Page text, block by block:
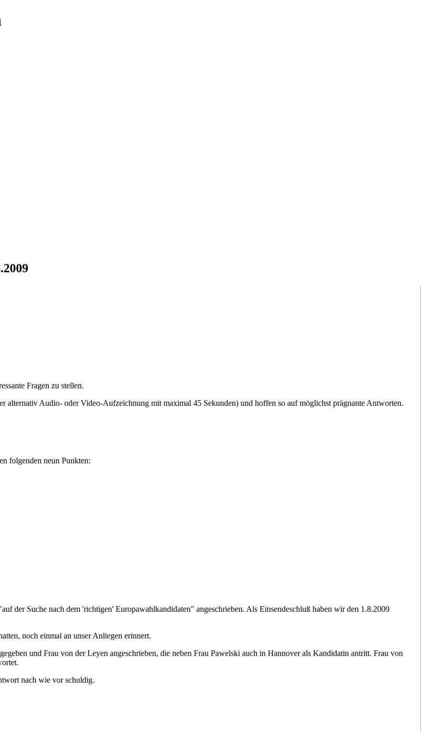
Fragen zu stellen.
alternativ Audio- oder Video-Aufzeichnung mit maximal 45 Sekunden) und hoffen so auf möglichst prägnante Antworten.
folgenden neun Punkten:
der Suche nach dem 'richtigen' Europawahlkandidaten" angeschrieben. Als Einsendeschluß haben wir den 1.8.2009
noch einmal an unser Anliegen erinnert.
und Frau von der Leyen angeschrieben, die neben Frau Pawelski auch in Hannover als Kandidatin antritt. Frau von
nach wie vor schuldig.